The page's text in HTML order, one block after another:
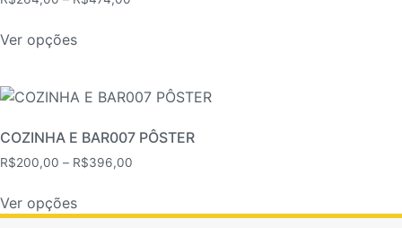
podem
página
produto
R$474,00
Ver opçõesproduto
várias
As
opções
podem
escolhidas
COZINHA E BAR007 PÔSTER
R$200,00 – R$396,00
R$200,00
Ver opçõesproduto